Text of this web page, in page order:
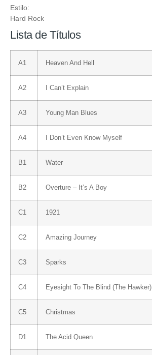
Estilo:
Hard Rock
Lista de Títulos
A1 Heaven And Hell
A2 I Can’t Explain
A3 Young Man Blues
A4 I Don’t Even Know Myself
B1 Water
B2 Overture – It’s A Boy
C1 1921
C2 Amazing Journey
C3 Sparks
C4 Eyesight To The Blind (The Hawker)
C5 Christmas
D1 The Acid Queen